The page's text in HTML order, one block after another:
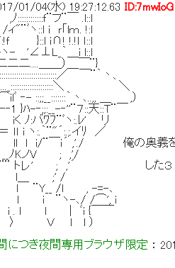
01/04(水) 19:27:12.63
ｆ¨フ¨￣ .l::l
::l i ｒ｢lｍ. !:l
}::l i∩! !.!ｌ ｌ::l
--ヽ- '∠⊥L_｀＿i l::l
二二....＿＿）＿￣¨}
／ ￣¨｀丶、
＜::_..._::::::::::::::::::::＼ ＼
l⌒ilﾞ ‐- ::;;__:::::::｀丶､..,, ＿ ,）
ｰ‐1 }ﾊ-‐;;:__-‐''¨７::天::Ｔ¨￣
iく ﾉ:バﾜﾌ¨ﾞヽ:.ﾚ' リ
ｌｌ i ヽ:.｀¨"´:.;.イﾘ ／
ll l i/¨￣ｉ´ ,'./ 俺の奥義を与
KノV ; ,'/
トレ' ; ,'´ した３ ２d
l＿ ;' /
l ¨Y__ /l , -=-､
¨ヽ-､/ /⌒', i
i . l l | ﾞi {￣￣
{ 〉 Ｖ l l ）
につき夜間専用ブラウザ限定 ：